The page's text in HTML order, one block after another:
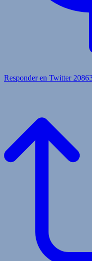
Responder en Twitter